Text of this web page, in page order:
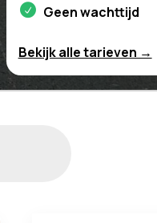
Geen wachttijd
Bekijk alle tarieven →